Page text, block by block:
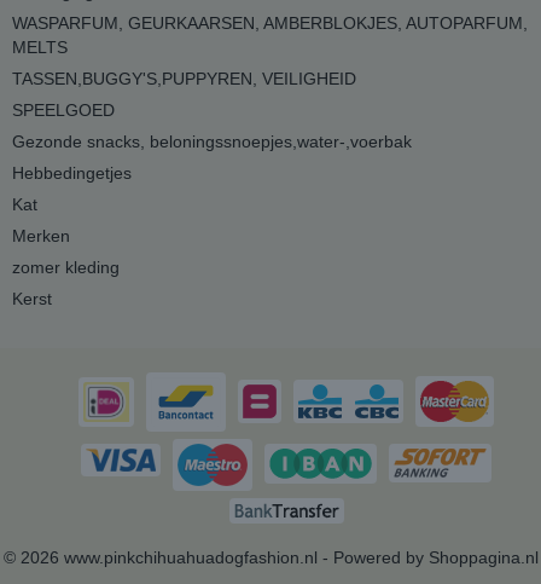
WASPARFUM, GEURKAARSEN, AMBERBLOKJES, AUTOPARFUM,
MELTS
TASSEN,BUGGY'S,PUPPYREN, VEILIGHEID
SPEELGOED
Gezonde snacks, beloningssnoepjes,water-,voerbak
Hebbedingetjes
Kat
Merken
zomer kleding
Kerst
© 2026 www.pinkchihuahuadogfashion.nl - Powered by Shoppagina.nl